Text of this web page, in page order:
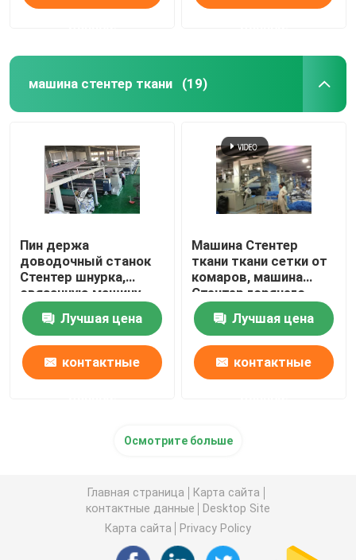
машина стентер ткани (19)
Пин держа
доводочный станок
Стентер шнурка,
связанную машину
установки жары
ткани Лучшая цена
контактные
Машина Стентер
ткани ткани сетки от
комаров, машина
Стентер горячего
воздуха низкого
напряженияЛучшая цена
контактные
Осмотрите больше
Главная страница
Карта сайта
контактные данные
Desktop Site
Карта сайта
Privacy Policy